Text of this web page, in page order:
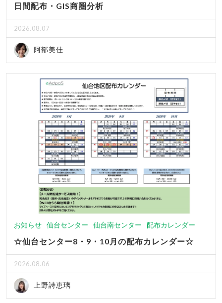
日間配布・GIS商圏分析
2026.08.07
阿部美佳
お知らせ 仙台センター 仙台南センター 配布カレンダー
☆仙台センター8・9・10月の配布カレンダー☆
2026.08.06
上野詩恵璃